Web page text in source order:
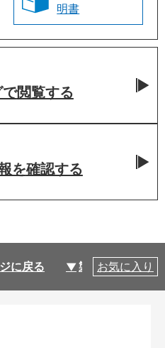
明書
閲覧する
を確認する
に戻る 製品仕様
お気に入り